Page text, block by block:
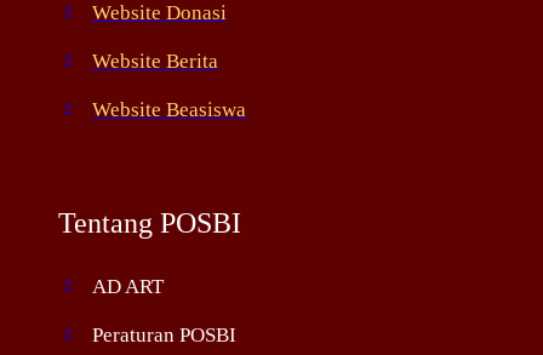
Website Donasi
Website Berita
Website Beasiswa
Tentang POSBI
AD ART
Peraturan POSBI